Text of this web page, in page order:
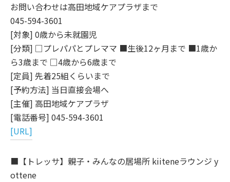
お問い合わせは高田地域ケアプラザまで
045-594-3601
[対象] 0歳から未就園児
[分類] □プレパパとプレママ ■生後12ヶ月まで ■1歳か
ら3歳まで □4歳から6歳まで
[定員] 先着25組くらいまで
[予約方法] 当日直接会場へ
[主催] 高田地域ケアプラザ
[電話番号] 045-594-3601
[URL]
■【トレッサ】親子・みんなの居場所 kiiteneラウンジ y
ottene